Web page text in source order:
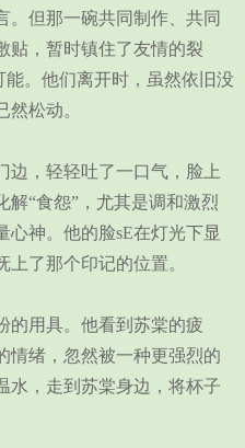
但那一碗共同制作、共同
贴，暂时镇住了友情的裂
。他们离开时，虽然依旧没
松动。
，轻轻吐了一口气，脸上
解“食怨”，尤其是调和激烈
心神。他的脸sE在灯光下显
了那个印记的位置。
用具。他看到苏棠的疲
情绪，忽然被一种更强烈的
水，走到苏棠身边，将杯子